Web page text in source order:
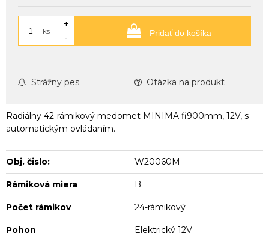
ks
+
-
Pridať do košíka
Strážny pes Otázka na produkt
Radiálny 42-rámikový medomet MINIMA fi900mm, 12V, s
automatickým ovládaním.
Obj. čislo: W20060M
Rámiková miera B
Počet rámikov 24-rámikový
Pohon Elektrický 12V